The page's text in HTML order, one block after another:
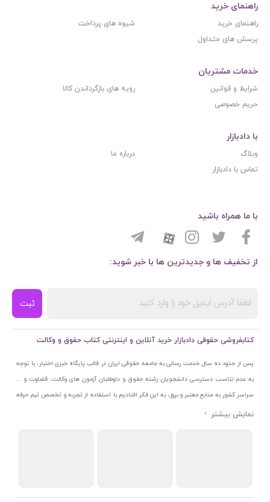
راهنمای خرید
راهنمای خرید
شیوه های پرداخت
پرسش های متداول
خدمات مشتریان
شرایط و قوانین
رویه های بازگرداندن کالا
حریم خصوصی
با دادبازار
وبلاگ
درباره ما
تماس با دادبازار
از تخفیف ها و جدیدترین ها با خبر شوید:
ثبت
با ما همراه باشید
کتابفروشی حقوقی دادبازار خرید آنلاین و اینترنتی کتاب حقوق و وکالت
پس از حدود ده سال خدمت رسانی به جامعه حقوقی ایران در قالب پایگاه خبری اختبار، با توجه
به عدم تناسب دسترسی دانشجویان رشته حقوق و داوطلبان آزمون های وکالت، قضاوت و ...
سراسر کشور به منابع معتبر و بروز، به این فکر افتادیم با استفاده از تجربه و تخصص تیم حرفه
ای اختبار خدمتی جدید به جامعه حقوقی ایران ارائه کنیم. به این منظور با راه اندازی و تجهیز
اتحادیه ناشران و کتابفروشان تهران به منظور ارائه مطمئن ترین خدمات مجموعه بسیار کامل و